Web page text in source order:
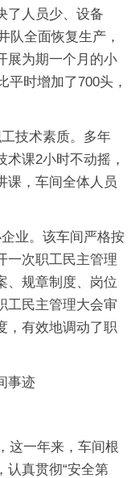
了人员少、设备
队全面恢复生产，
展为期一个月的小
平时增加了700头，
技术素质。多年
课2小时不动摇，
课，车间全体人员
业。该车间严格按
一次职工民主管理
、规章制度、岗位
工民主管理大会审
，有效地调动了职
事迹
这一年来，车间根
认真贯彻“安全第